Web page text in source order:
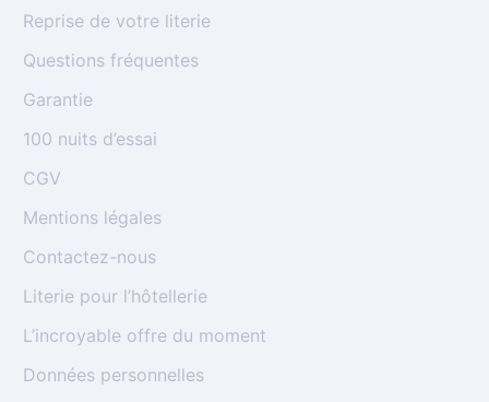
Reprise de votre literie
Questions fréquentes
Garantie
100 nuits d’essai
CGV
Mentions légales
Contactez-nous
Literie pour l’hôtellerie
L’incroyable offre du moment
Données personnelles